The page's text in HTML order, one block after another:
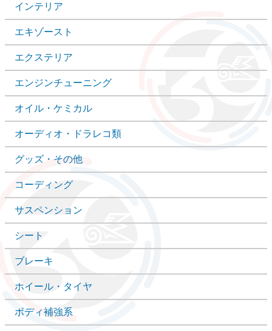
インテリア
エキゾースト
エクステリア
エンジンチューニング
オイル・ケミカル
オーディオ・ドラレコ類
グッズ・その他
コーディング
サスペンション
シート
ブレーキ
ホイール・タイヤ
ボディ補強系